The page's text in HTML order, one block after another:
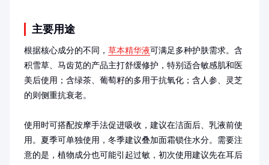
主要用途
根据核心成分的不同， 草本精华液可满足多种护肤需求。含
积雪草、马齿苋的产品主打舒缓修护，特别适合敏感肌和医
美后使用；含绿茶、葡萄籽的多用于抗氧化；含人参、灵芝
的则侧重抗衰老。
使用时可搭配按摩手法促进吸收，建议在洁面后、乳液前使
用。夏季可单独使用，冬季建议叠加面霜锁住水分。需要注
意的是，植物成分也可能引起过敏，初次使用建议先在耳后